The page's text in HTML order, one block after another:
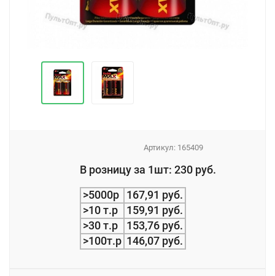
Артикул: 165409
В розницу за 1шт: 230 руб.
>5000р
167,91 руб.
>10 т.р
159,91 руб.
>30 т.р
153,76 руб.
>100т.р 146,07 руб.